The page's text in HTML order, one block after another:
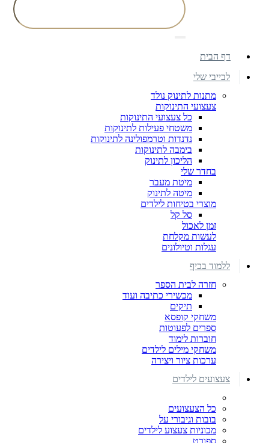
דף הבית
לבייבי שלי
מתנות לתינוק נולד
צעצועי התינוקות
כל צעצועי התינוקות
משטחי פעילות לתינוקות
נדנדות וטרמפולינה לתינוקות
בימבה לתינוקות
הליכון לתינוק
בחדר שלי
מיטת מעבר
מיטה לתינוק
מוצרי בטיחות לילדים
סל קל
זמן לאכול
לעשות מקלחת
עגלות וטיולונים
ללמוד בכיף
חזרה לבית הספר
מכשירי כתיבה ועוד
תיקים
משחקי קופסא
ספרים לפעוטות
חוברות לימוד
משחקי מילים לילדים
ערכות ציור ויצירה
צעצועים לילדים
כל הצעצועים
בובות וגיבורי על
מכוניות צעצוע לילדים
ספורט